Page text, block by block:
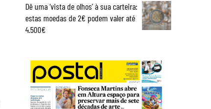
Dê uma ‘vista de olhos’ à sua carteira:
estas moedas de 2€ podem valer até
4.500€